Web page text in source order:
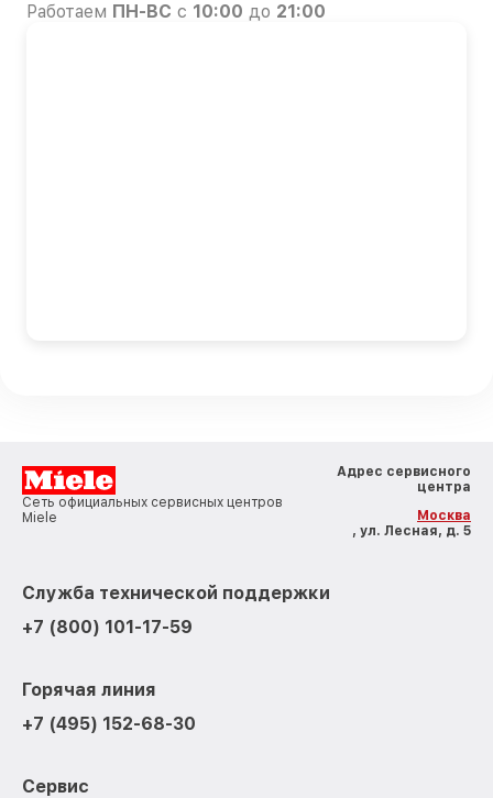
Работаем ПН-ВС с 10:00 до 21:00
Сеть официальных сервисных центров
Miele
Адрес сервисного
центра
Москва
, ул. Лесная, д. 5
Служба технической поддержки
+7 (800) 101-17-59
Горячая линия
+7 (495) 152-68-30
Сервис